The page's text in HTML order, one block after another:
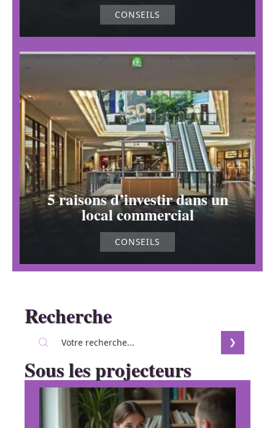
CONSEILS
5 raisons d’investir dans un
local commercial
CONSEILS
Recherche
Sous les projecteurs